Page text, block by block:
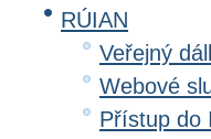
RÚIAN
Veřejný
Webové
Přístup do